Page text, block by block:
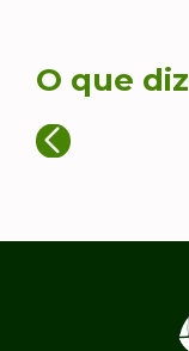
O que